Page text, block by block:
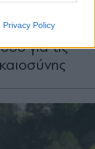
Privacy Policy
για τις